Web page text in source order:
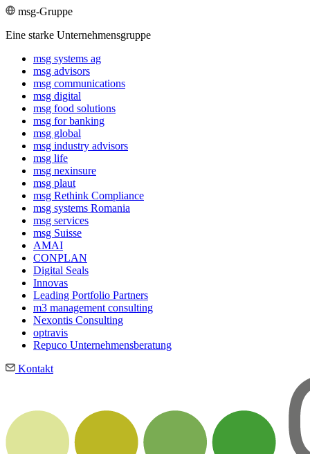
msg-Gruppe
Eine starke Unternehmensgruppe
msg systems ag
msg advisors
msg commu­ni­ca­tions
msg digital
msg food solutions
msg for banking
msg global
msg industry advisors
msg life
msg nexinsure
msg plaut
msg Rethink Compli­ance
msg systems Romania
msg services
msg Suisse
AMAI
CONPLAN
Digital Seals
Innovas
Leading Port­folio Partners
m3 manage­ment consul­ting
Nexontis Consulting
optravis
Repuco Unternehmensberatung
Kontakt